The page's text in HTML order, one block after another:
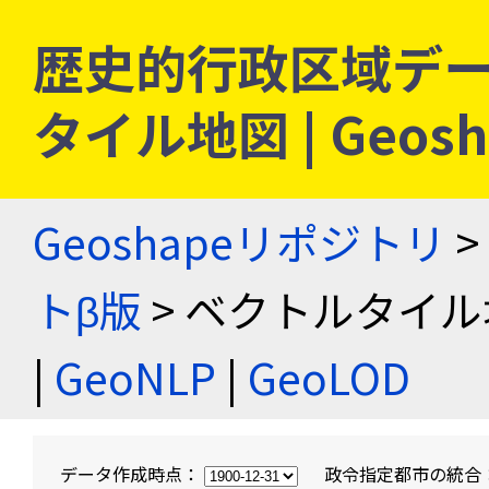
歴史的行政区域デ
タイル地図 |
Geoshapeリポジトリ >
トβ版 > ベクトルタイ
| GeoNLP | GeoLOD
データ作成時点： 政令指定都市の統